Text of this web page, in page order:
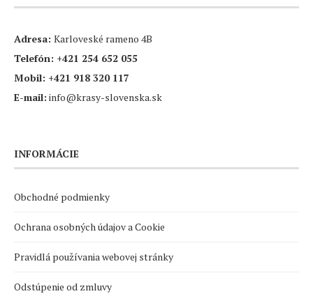
Adresa: Karloveské rameno 4B
Telefón: +421 254 652 055
Mobil: +421 918 320 117
E-mail: info@krasy-slovenska.sk
INFORMÁCIE
Obchodné podmienky
Ochrana osobných údajov a Cookie
Pravidlá používania webovej stránky
Odstúpenie od zmluvy